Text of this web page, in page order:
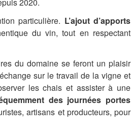
particulière. L’ajout d’apports
du vin, tout en respectant
du domaine se feront un plaisir
sur le travail de la vigne et
les chais et assister à une
des journées portes
artisans et producteurs, pour